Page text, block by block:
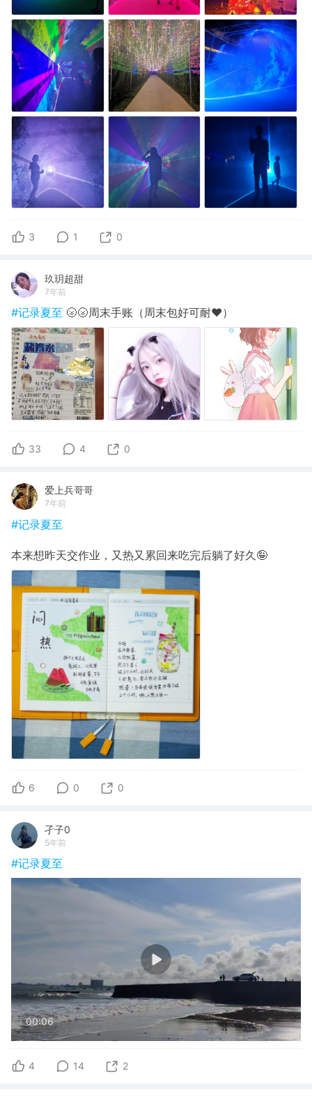
3 1 0
玖玥超甜
7年前
#记录夏至 🌝🌝周末手账（周末包好可耐❤️）
33 4 0
爱上兵哥哥
7年前
#记录夏至
本来想昨天交作业，又热又累回来吃完后躺了好久🤪
6 0 0
孑子0
5年前
#记录夏至
00:06
4 14 2